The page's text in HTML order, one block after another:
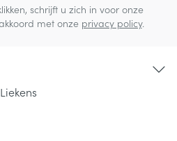
schrijft u zich in voor onze
met onze privacy policy.